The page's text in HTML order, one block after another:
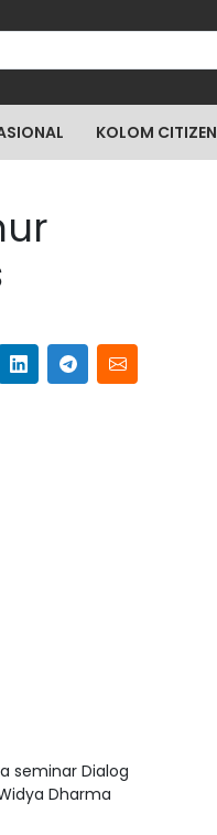
KOLOM CITIZEN
seminar Dialog
Dharma